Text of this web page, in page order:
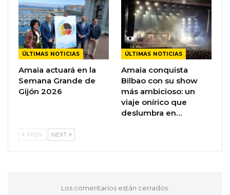
ÚLTIMAS NOTICIAS
Amaia actuará en la
Semana Grande de
Gijón 2026
ÚLTIMAS NOTICIAS
Amaia conquista
Bilbao con su show
más ambicioso: un
viaje onírico que
deslumbra en…
PREV NEXT
Los comentarios están cerrados.